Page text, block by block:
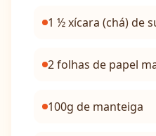
1 ½ xícara (chá) de
2 folhas de papel
100g de manteiga